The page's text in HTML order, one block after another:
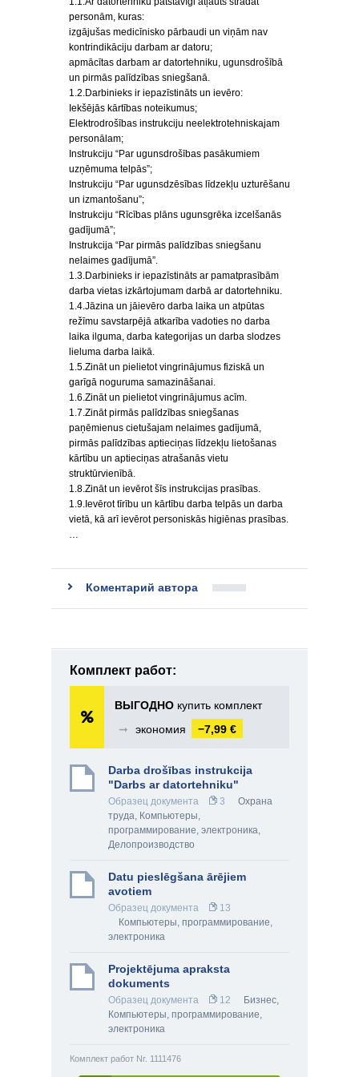
personām, kuras:
izgājušas medicīnisko pārbaudi un viņām nav
kontrindikāciju darbam ar datoru;
apmācītas darbam ar datortehniku, ugunsdrošībā
un pirmās palīdzības sniegšanā.
1.2.Darbinieks ir iepazīstināts un ievēro:
Iekšējās kārtības noteikumus;
Elektrodrošības instrukciju neelektrotehniskajam
personālam;
Instrukciju “Par ugunsdrošības pasākumiem
uzņēmuma telpās”;
Instrukciju “Par ugunsdzēsības līdzekļu uzturēšanu
un izmantošanu”;
Instrukciju “Rīcības plāns ugunsgrēka izcelšanās
gadījumā”;
Instrukcija “Par pirmās palīdzības sniegšanu
nelaimes gadījumā”.
1.3.Darbinieks ir iepazīstināts ar pamatprasībām
darba vietas izkārtojumam darbā ar datortehniku.
1.4.Jāzina un jāievēro darba laika un atpūtas
režīmu savstarpējā atkarība vadoties no darba
laika ilguma, darba kategorijas un darba slodzes
lieluma darba laikā.
1.5.Zināt un pielietot vingrinājumus fiziskā un
garīgā noguruma samazināšanai.
1.6.Zināt un pielietot vingrinājumus acīm.
1.7.Zināt pirmās palīdzības sniegšanas
paņēmienus cietušajam nelaimes gadījumā,
pirmās palīdzības aptieciņas līdzekļu lietošanas
kārtību un aptieciņas atrašanās vietu
struktūrvienībā.
1.8.Zināt un ievērot šīs instrukcijas prasības.
1.9.Ievērot tīrību un kārtību darba telpās un darba
vietā, kā arī ievērot personiskās higiēnas prasības.
…
Коментарий автора
Комплект работ:
ВЫГОДНО купить комплект
➞
экономия −7,99 €
Darba drošības instrukcija
"Darbs ar datortehniku"
Образец документа 3
Охрана
труда, Компьютеры,
программирование, электроника,
Делопроизводство
Datu pieslēgšana ārējiem
avotiem
Образец документа
13
Компьютеры, программирование,
электроника
Projektējuma apraksta
dokuments
Образец документа 12 Бизнес,
Компьютеры, программирование,
электроника
Комплект работ Nr. 1111476